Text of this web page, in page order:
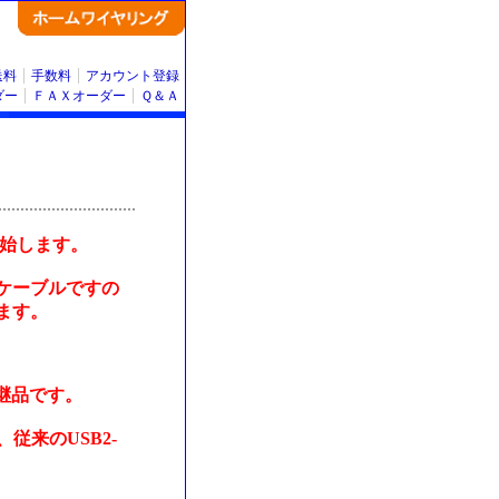
料 手数料
アカウント登録
ー ＦＡＸオーダー Ｑ＆Ａ
します。
ーブルですの
。
です。
従来のUSB2-